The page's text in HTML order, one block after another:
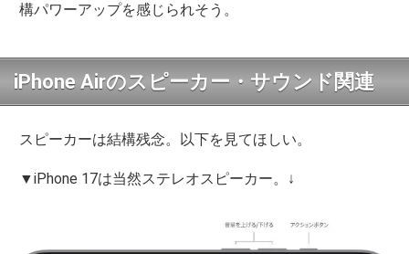
構パワーアップを感じられそう。
iPhone Airのスピーカー・サウンド関連
スピーカーは結構残念。以下を見てほしい。
▼iPhone 17は当然ステレオスピーカー。↓